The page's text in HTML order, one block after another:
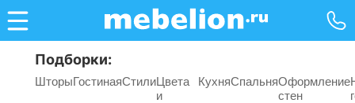
Подборки:
ШторыГостинаяСтилиЦвета
и
КухняСпальняОформление
стен